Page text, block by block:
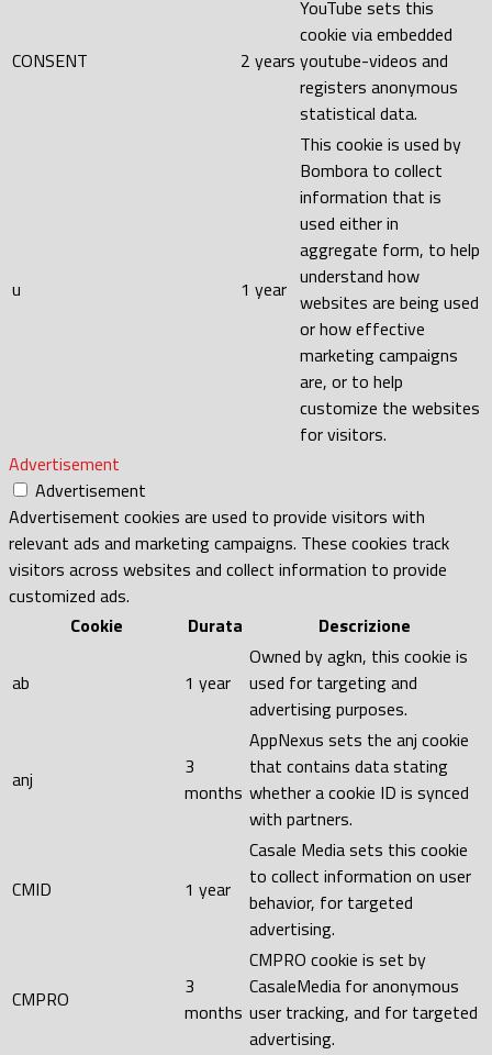
CONSENT 2 years
YouTube sets this
cookie via embedded
youtube-videos and
registers anonymous
statistical data.
u 1 year
This cookie is used by
Bombora to collect
information that is
used either in
aggregate form, to help
understand how
websites are being used
or how effective
marketing campaigns
are, or to help
customize the websites
for visitors.
Advertisement
Advertisement
Advertisement cookies are used to provide visitors with
relevant ads and marketing campaigns. These cookies track
visitors across websites and collect information to provide
customized ads.
Cookie
Durata Descrizione
ab 1 year
Owned by agkn, this cookie is
used for targeting and
advertising purposes.
anj
3
months
AppNexus sets the anj cookie
that contains data stating
whether a cookie ID is synced
with partners.
CMID 1 year
Casale Media sets this cookie
to collect information on user
behavior, for targeted
advertising.
CMPRO
3
months
CMPRO cookie is set by
CasaleMedia for anonymous
user tracking, and for targeted
advertising.